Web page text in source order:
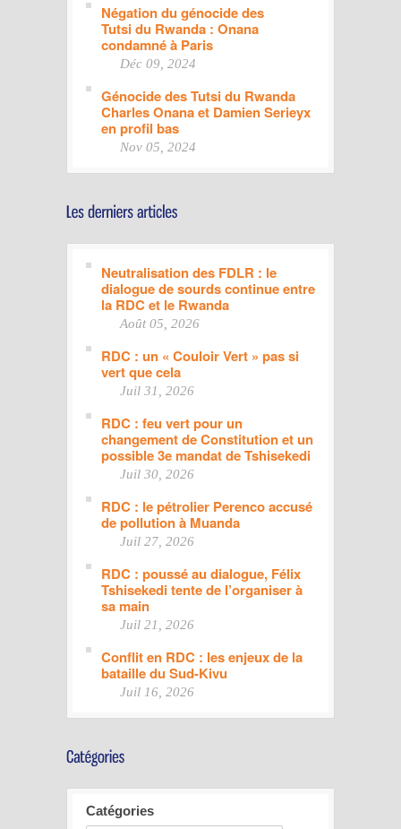
Négation du génocide des
Tutsi du Rwanda : Onana
condamné à Paris
Déc 09, 2024
Génocide des Tutsi du Rwanda
Charles Onana et Damien Serieyx
en profil bas
Nov 05, 2024
Neutralisation des FDLR : le
dialogue de sourds continue entre
la RDC et le Rwanda
Août 05, 2026
RDC : un « Couloir Vert » pas si
vert que cela
Juil 31, 2026
RDC : feu vert pour un
changement de Constitution et un
possible 3e mandat de Tshisekedi
Juil 30, 2026
RDC : le pétrolier Perenco accusé
de pollution à Muanda
Juil 27, 2026
RDC : poussé au dialogue, Félix
Tshisekedi tente de l’organiser à
sa main
Juil 21, 2026
Conflit en RDC : les enjeux de la
bataille du Sud-Kivu
Juil 16, 2026
Catégories